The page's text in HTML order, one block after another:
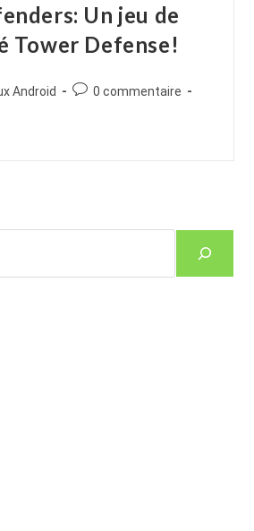
Un jeu de
Tower Defense!
Android
Commentaires
0 commentaire